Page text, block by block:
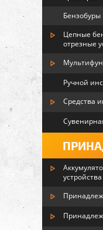
Бензобуры
Цепные
отрезные
Ручной
Средства
устройства